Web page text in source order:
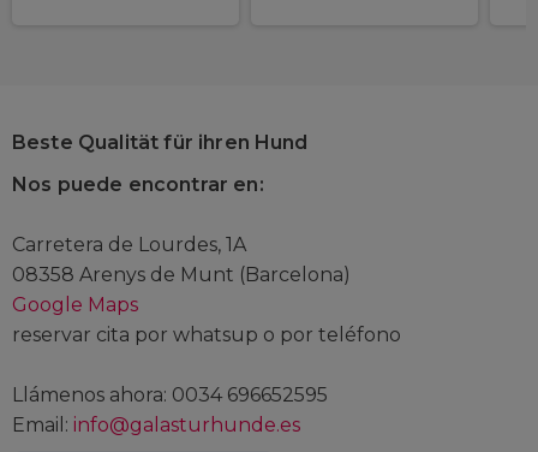
Beste Qualität für ihren Hund
Nos puede encontrar en:
Carretera de Lourdes, 1A
08358 Arenys de Munt (Barcelona)
Google Maps
reservar cita por whatsup o por teléfono
Llámenos ahora: 0034 696652595
Email: info@galasturhunde.es